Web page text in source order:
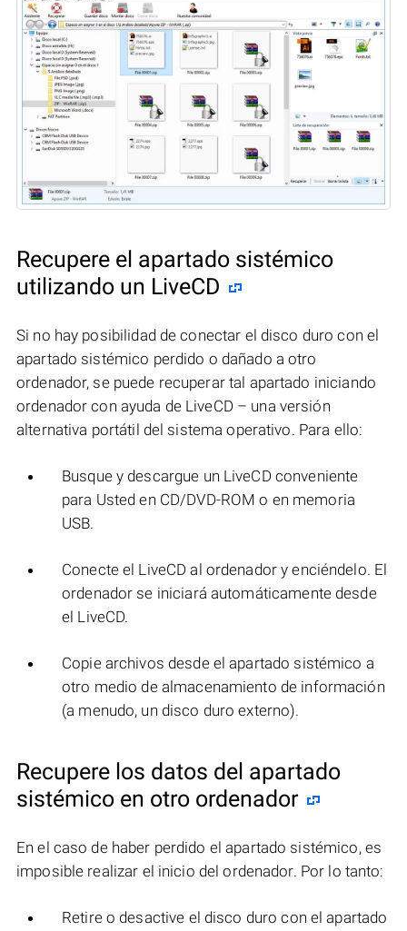
Recupere el apartado sistémico
utilizando un LiveCD
Si no hay posibilidad de conectar el disco duro con el
apartado sistémico perdido o dañado a otro
ordenador, se puede recuperar tal apartado iniciando
ordenador con ayuda de LiveCD – una versión
alternativa portátil del sistema operativo. Para ello:
Busque y descargue un LiveCD conveniente
para Usted en CD/DVD-ROM o en memoria
USB.
Conecte el LiveCD al ordenador y enciéndelo. El
ordenador se iniciará automáticamente desde
el LiveCD.
Copie archivos desde el apartado sistémico a
otro medio de almacenamiento de información
(a menudo, un disco duro externo).
Recupere los datos del apartado
sistémico en otro ordenador
En el caso de haber perdido el apartado sistémico, es
imposible realizar el inicio del ordenador. Por lo tanto:
Retire o desactive el disco duro con el apartado